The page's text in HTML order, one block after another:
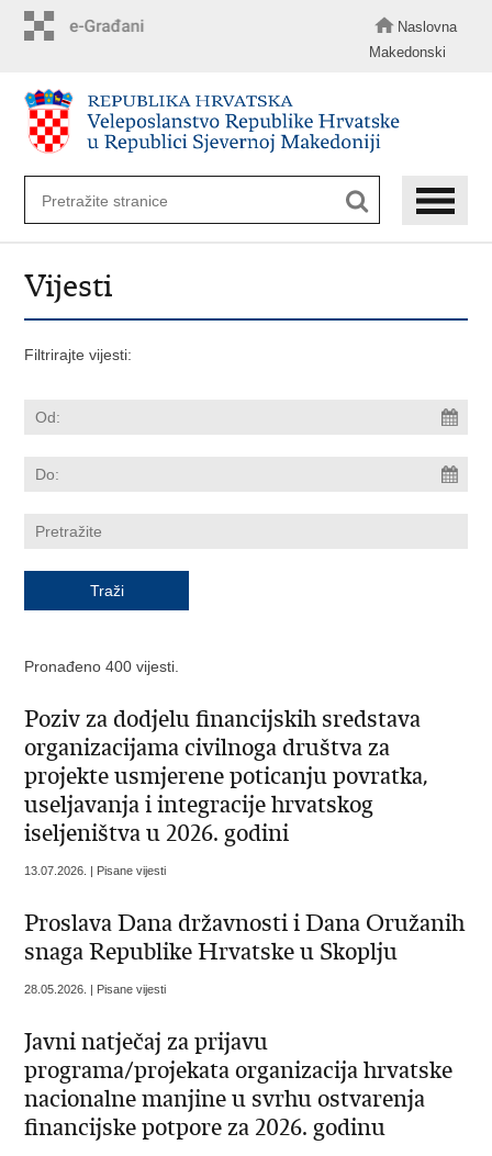
Naslovna
Makedonski
Vijesti
Filtrirajte vijesti:
Pronađeno 400 vijesti.
Poziv za dodjelu financijskih sredstava
organizacijama civilnoga društva za
projekte usmjerene poticanju povratka,
useljavanja i integracije hrvatskog
iseljeništva u 2026. godini
13.07.2026. | Pisane vijesti
Proslava Dana državnosti i Dana Oružanih
snaga Republike Hrvatske u Skoplju
28.05.2026. | Pisane vijesti
Javni natječaj za prijavu
programa/projekata organizacija hrvatske
nacionalne manjine u svrhu ostvarenja
financijske potpore za 2026. godinu